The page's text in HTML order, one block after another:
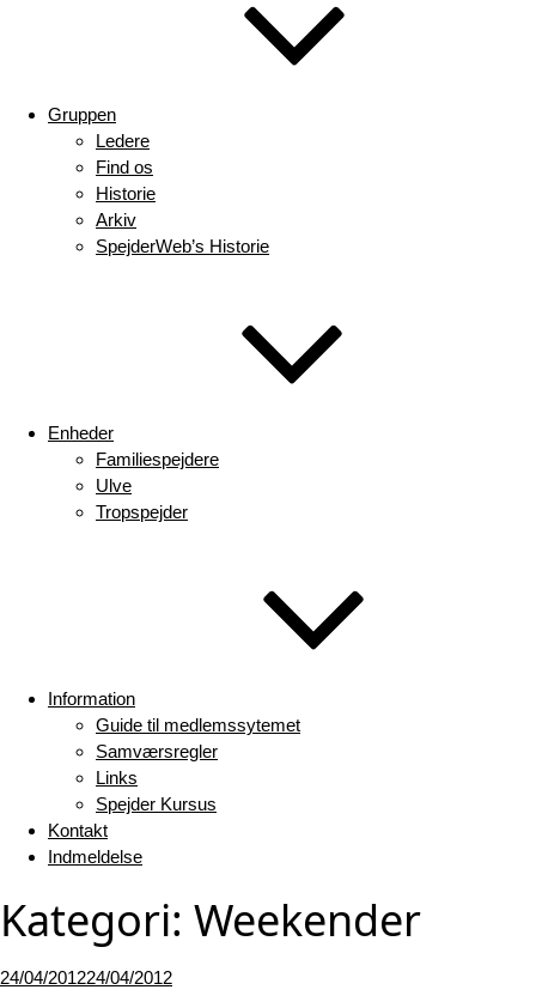
Gruppen
Ledere
Find os
Historie
Arkiv
SpejderWeb’s Historie
Enheder
Familiespejdere
Ulve
Tropspejder
Information
Guide til medlemssytemet
Samværsregler
Links
Spejder Kursus
Kontakt
Indmeldelse
Kategori: Weekender
Udgivet
24/04/201224/04/2012